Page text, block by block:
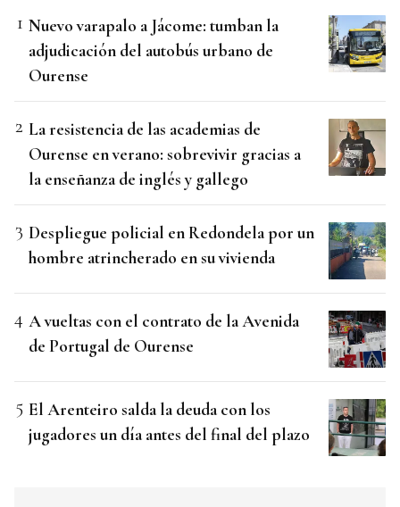
Nuevo varapalo a Jácome: tumban la
adjudicación del autobús urbano de
Ourense
La resistencia de las academias de
Ourense en verano: sobrevivir gracias a
la enseñanza de inglés y gallego
Despliegue policial en Redondela por un
hombre atrincherado en su vivienda
A vueltas con el contrato de la Avenida
de Portugal de Ourense
El Arenteiro salda la deuda con los
jugadores un día antes del final del plazo